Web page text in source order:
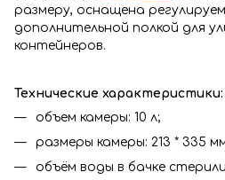
размеру, оснащена
дополнительной полкой для
контейнеров.
Технические характеристики:
объем камeры: 10 л;
размеры камеры: 213 * 335
объём воды в бачкe